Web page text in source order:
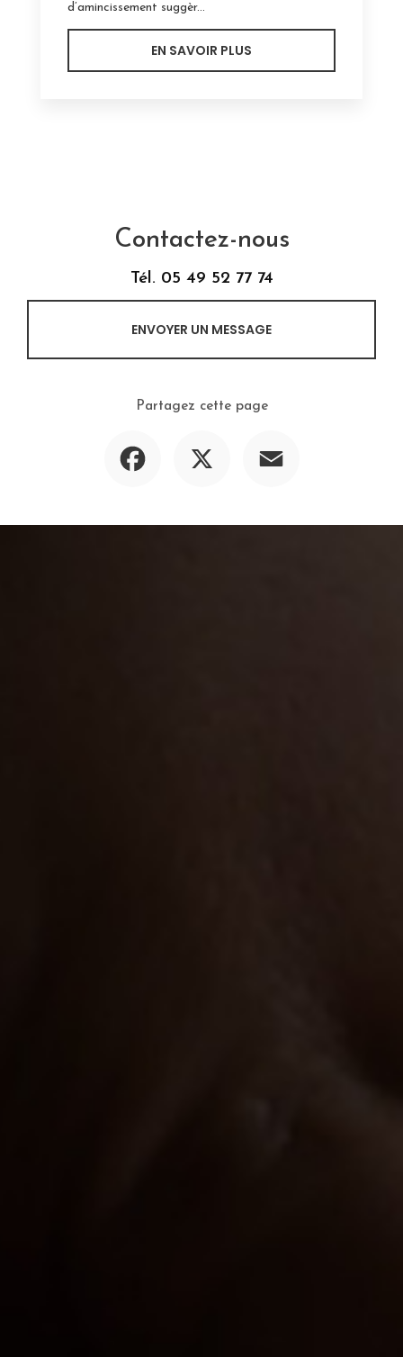
d’amincissement suggèr...
EN SAVOIR PLUS
Contactez-nous
Tél. 05 49 52 77 74
ENVOYER UN MESSAGE
Partagez cette page